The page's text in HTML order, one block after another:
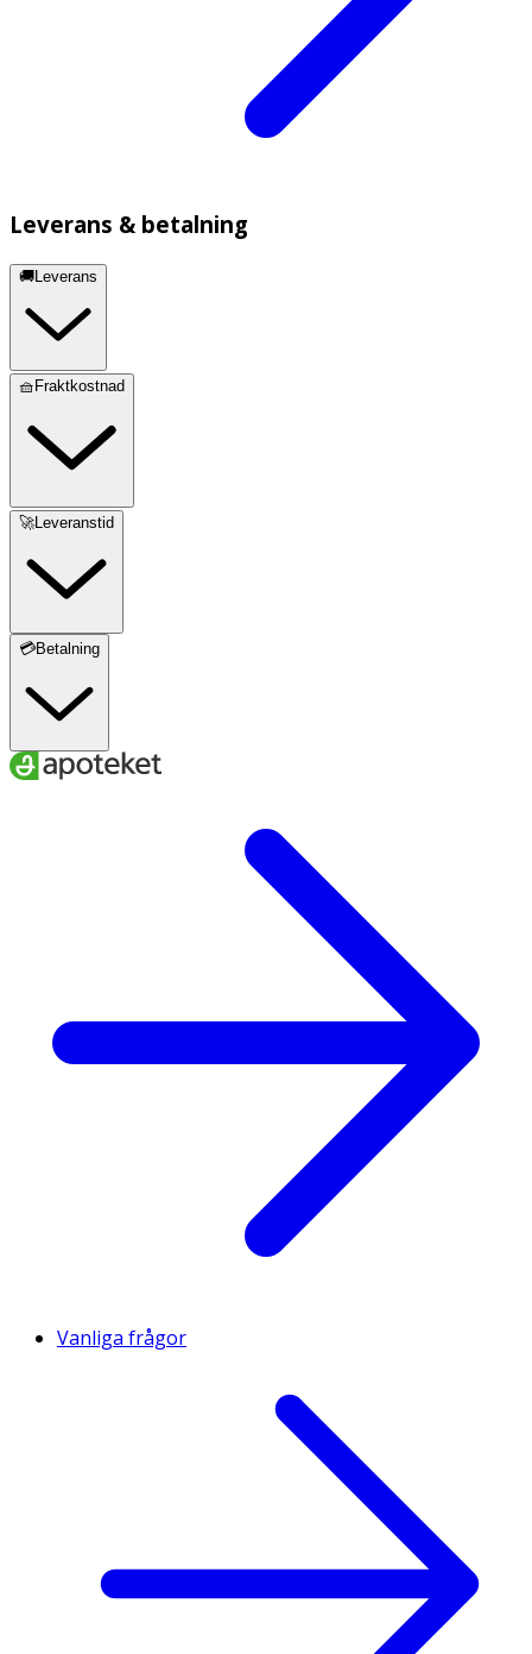
Leverans & betalning
🚚Leverans
🧺Fraktkostnad
🚀Leveranstid
💳Betalning
Vanliga frågor